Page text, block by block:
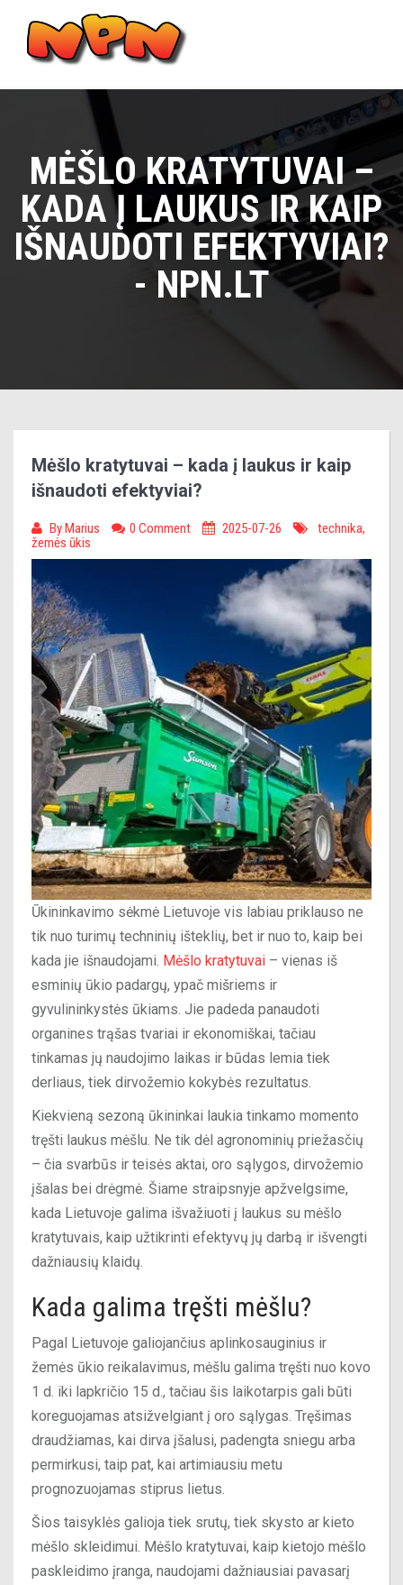
content
MĖŠLO KRATYTUVAI –
KADA Į LAUKUS IR KAIP
IŠNAUDOTI EFEKTYVIAI?
- NPN.LT
Mėšlo kratytuvai – kada į laukus ir kaip
išnaudoti efektyviai?
ByMarius 0 Comment 2025-07-26 technika,
žemės ūkis
Ūkininkavimo sėkmė Lietuvoje vis labiau priklauso ne
tik nuo turimų techninių išteklių, bet ir nuo to, kaip bei
kada jie išnaudojami. Mėšlo kratytuvai – vienas iš
esminių ūkio padargų, ypač mišriems ir
gyvulininkystės ūkiams. Jie padeda panaudoti
organines trąšas tvariai ir ekonomiškai, tačiau
tinkamas jų naudojimo laikas ir būdas lemia tiek
derliaus, tiek dirvožemio kokybės rezultatus.
Kiekvieną sezoną ūkininkai laukia tinkamo momento
tręšti laukus mėšlu. Ne tik dėl agronominių priežasčių
– čia svarbūs ir teisės aktai, oro sąlygos, dirvožemio
įšalas bei drėgmė. Šiame straipsnyje apžvelgsime,
kada Lietuvoje galima išvažiuoti į laukus su mėšlo
kratytuvais, kaip užtikrinti efektyvų jų darbą ir išvengti
dažniausių klaidų.
Kada galima tręšti mėšlu?
Pagal Lietuvoje galiojančius aplinkosauginius ir
žemės ūkio reikalavimus, mėšlu galima tręšti nuo kovo
1 d. iki lapkričio 15 d., tačiau šis laikotarpis gali būti
koreguojamas atsižvelgiant į oro sąlygas. Tręšimas
draudžiamas, kai dirva įšalusi, padengta sniegu arba
permirkusi, taip pat, kai artimiausiu metu
prognozuojamas stiprus lietus.
Šios taisyklės galioja tiek srutų, tiek skysto ar kieto
mėšlo skleidimui. Mėšlo kratytuvai, kaip kietojo mėšlo
paskleidimo įranga, naudojami dažniausiai pavasarį